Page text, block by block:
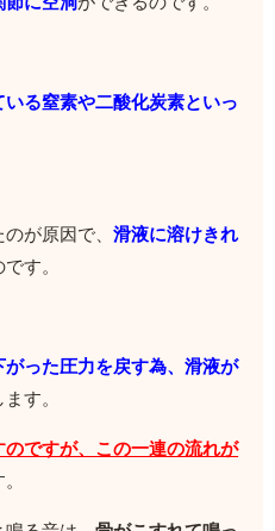
いる窒素や二酸化炭素といっ
のが原因で、滑液に溶けきれ
す。
がった圧力を戻す為、滑液が
ます。
ですが、この一連の流れが